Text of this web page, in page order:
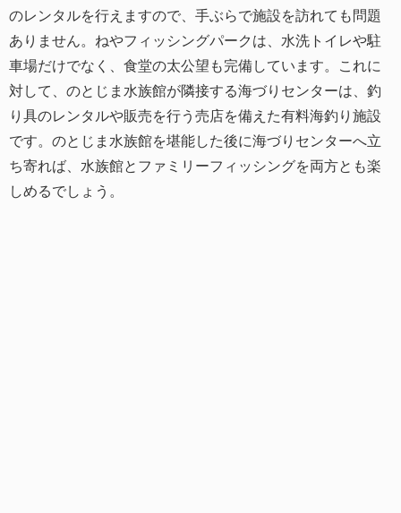
のレンタルを行えますので、手ぶらで施設を訪れても問題
ありません。ねやフィッシングパークは、水洗トイレや駐
車場だけでなく、食堂の太公望も完備しています。これに
対して、のとじま水族館が隣接する海づりセンターは、釣
り具のレンタルや販売を行う売店を備えた有料海釣り施設
です。のとじま水族館を堪能した後に海づりセンターへ立
ち寄れば、水族館とファミリーフィッシングを両方とも楽
しめるでしょう。